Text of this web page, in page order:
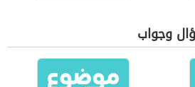
وجواب